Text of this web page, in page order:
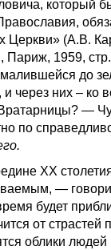
который
Церкви» (А.В.
Париж, 1959,
до
через них – ко
—
по
XX
—
будет
от страстей
облики людей